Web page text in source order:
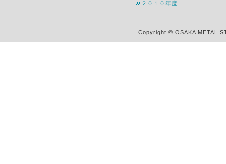
２０１０年度
Copyright © OSAKA METAL